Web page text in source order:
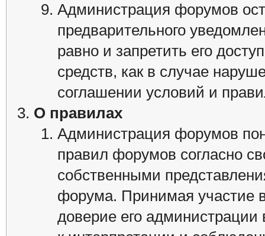
Администрация форумов
предварительного
равно и запретить его
средств, как в случае
соглашении условий и
О правилах
Администрация форумов
правил форумов согласно
собственными
форума. Принимая участие
доверие его